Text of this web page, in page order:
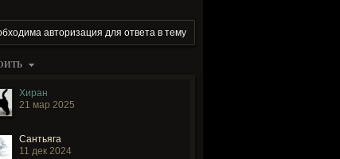
авторизация для ответа в тему
Хиран
21 мар 2025
Сантьяга
11 дек 2024